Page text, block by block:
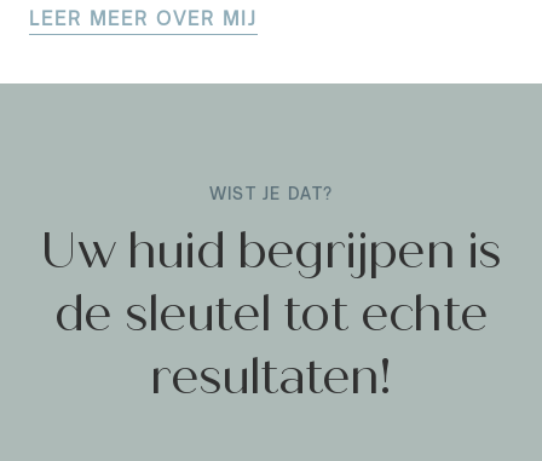
LEER MEER OVER MIJ
WIST JE DAT?
Uw huid begrijpen is
de sleutel tot echte
resultaten!